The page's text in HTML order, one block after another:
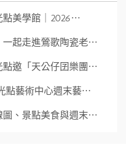
點美學館｜2026⋯
一起走進鶯歌陶瓷老⋯
點邀「天公仔囝樂團⋯
點藝術中心週末藝⋯
圖、景點美食與週末⋯